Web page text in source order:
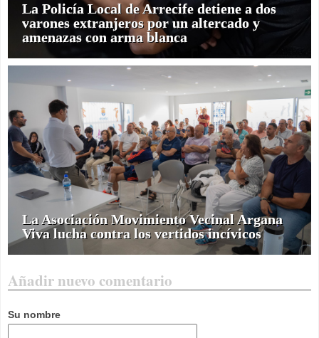
La Policía Local de Arrecife detiene a dos
varones extranjeros por un altercado y
amenazas con arma blanca
La Asociación Movimiento Vecinal Argana
Viva lucha contra los vertidos incívicos
Añadir nuevo comentario
Su nombre